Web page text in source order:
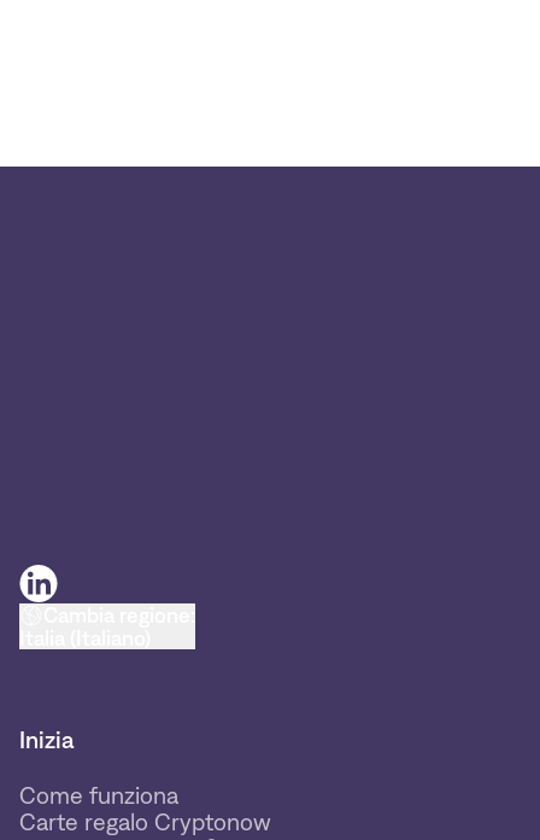
Inizia
Come funziona
Carte regalo Cryptonow